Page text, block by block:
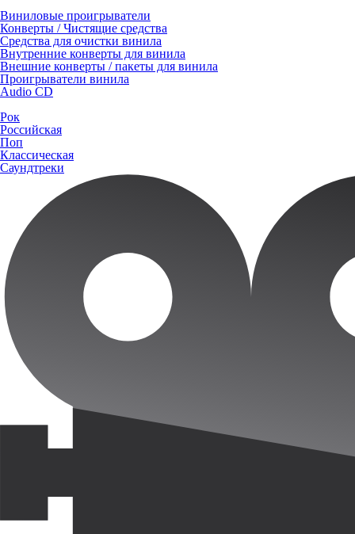
Виниловые проигрыватели
Конверты / Чистящие средства
Средства для очистки винила
Внутренние конверты для винила
Внешние конверты / пакеты для винила
Проигрыватели винила
Audio CD
Рок
Российская
Поп
Классическая
Саундтреки